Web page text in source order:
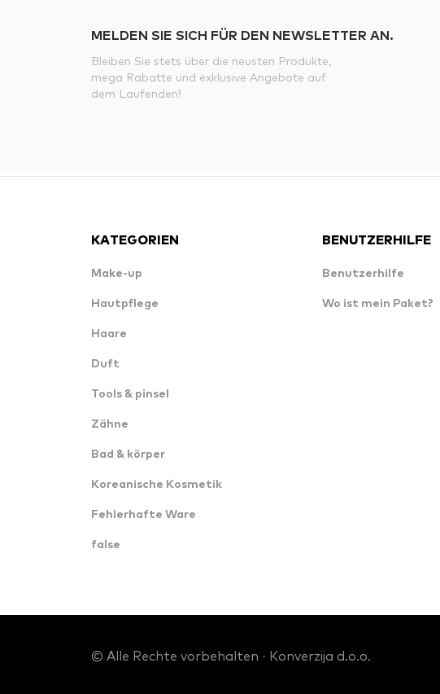
MELDEN SIE SICH FÜR DEN NEWSLETTER AN.
Bleiben Sie stets über die neusten Produkte,
mega Rabatte und exklusive Angebote auf
dem Laufenden!
KATEGORIEN
Make-up
Hautpflege
Haare
Duft
Tools & pinsel
Zähne
Bad & körper
Koreanische Kosmetik
Fehlerhafte Ware
false
BENUTZERHILFE
Benutzerhilfe
Wo ist mein Paket?
© Alle Rechte vorbehalten · Konverzija d.o.o.